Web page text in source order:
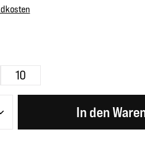
10
den gewünschten Wert
In den